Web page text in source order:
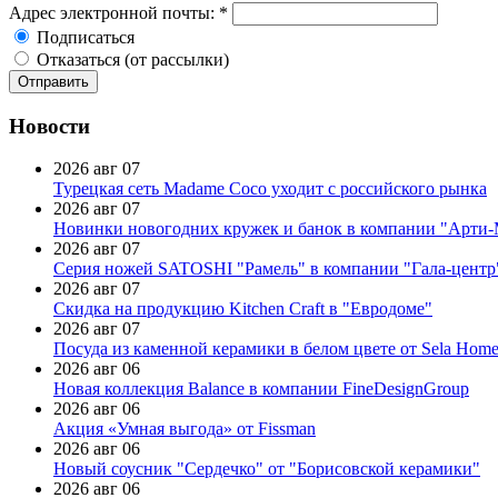
Адрес электронной почты: *
Подписаться
Отказаться (от рассылки)
Новости
2026 авг 07
Турецкая сеть Madame Coco уходит с российского рынка
2026 авг 07
Новинки новогодних кружек и банок в компании
2026 авг 07
Серия ножей SATOSHI "Рамель" в компании "Гала-
2026 авг 07
Скидка на продукцию Kitchen Craft в "Евродоме"
2026 авг 07
Посуда из каменной керамики в белом цвете от Sela Home
2026 авг 06
Новая коллекция Balance в компании FineDesignGroup
2026 авг 06
Акция «Умная выгода» от Fissman
2026 авг 06
Новый соусник "Сердечко" от "Борисовской керамики"
2026 авг 06